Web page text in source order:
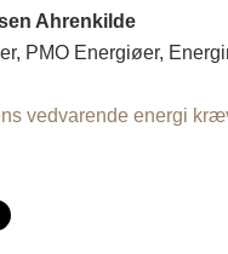
Ahrenkilde
PMO Energiøer,
vedvarende energi